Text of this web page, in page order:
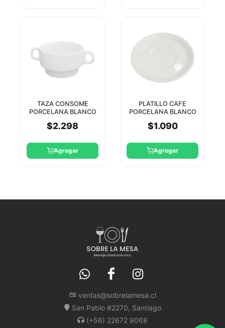
TAZA CONSOME
PORCELANA BLANCO
$2.298
Agregar
PLATILLO CAFE
PORCELANA BLANCO
$1.090
Agregar
ventas@sobrelamesa.cl
San Pablo #2270, Santiago
(+56) 22672 9068